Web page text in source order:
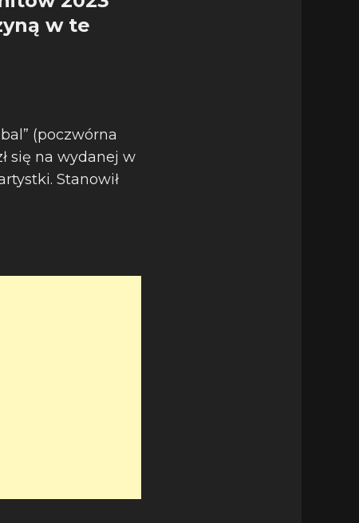
w te
(poczwórna
się na wydanej w
Stanowił